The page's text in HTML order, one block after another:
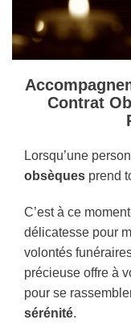
Contrat
Lorsqu’une
obsèques prend
C’est à ce
délicatesse pour
volontés
précieuse offre à
pour se
sérénité.